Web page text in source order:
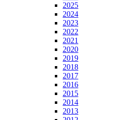
2025
2024
2023
2022
2021
2020
2019
2018
2017
2016
2015
2014
2013